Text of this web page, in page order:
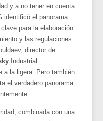
y a no tener en cuenta
identificó el panorama
para la elaboración
y las regulaciones
director de
Industrial
a la ligera. Pero también
el verdadero panorama
combinada con una